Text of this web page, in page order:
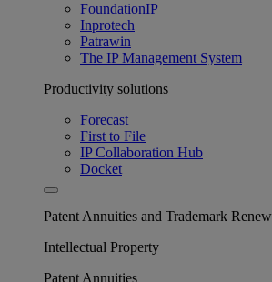
FoundationIP
Inprotech
Patrawin
The IP Management System
Productivity solutions
Forecast
First to File
IP Collaboration Hub
Docket
Patent Annuities and Trademark
Intellectual Property
Patent Annuities